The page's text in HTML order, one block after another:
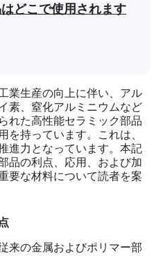
どこで使用されます
業生産の向上に伴い、アル
素、窒化アルミニウムなど
れた高性能セラミック部品
持っています。これは、
進力となっています。本記
品の利点、応用、および加
要な材料について読者を案
来の金属およびポリマー部